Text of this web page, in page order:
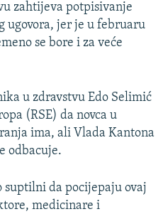
zahtijeva potpisivanje
ugovora, jer je u februaru
se bore i za veće
u zdravstvu Edo Selimić
(RSE) da novca u
ima, ali Vlada Kantona
odbacuje.
da pocijepaju ovaj
medicinare i